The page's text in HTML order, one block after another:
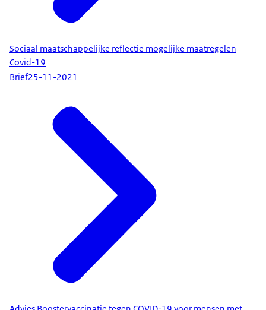
Sociaal maatschappelijke reflectie mogelijke maatregelen
Covid-19
Brief25-11-2021